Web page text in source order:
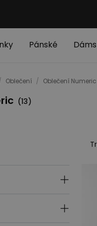
Pánské
Oblečení / Oblečení Numeric
(13)